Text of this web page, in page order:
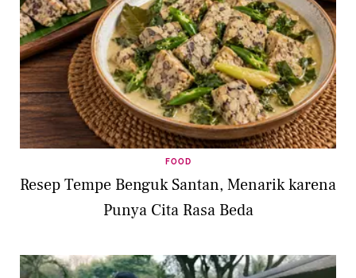
FOOD
Resep Tempe Benguk Santan, Menarik karena
Punya Cita Rasa Beda